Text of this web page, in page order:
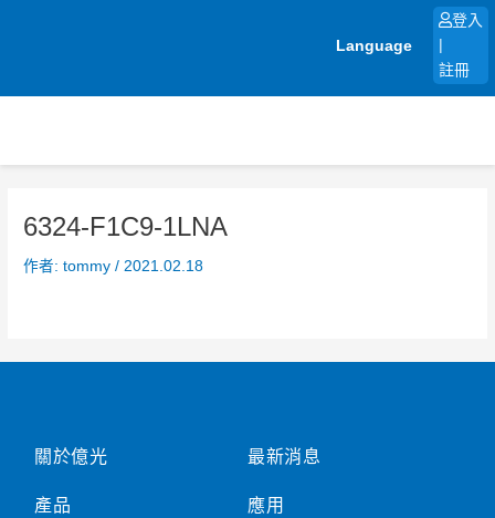
Language
登入
註冊
6324-F1C9-1LNA
作者:tommy/ 2021.02.18
關於億光
產品
最新消息
應用